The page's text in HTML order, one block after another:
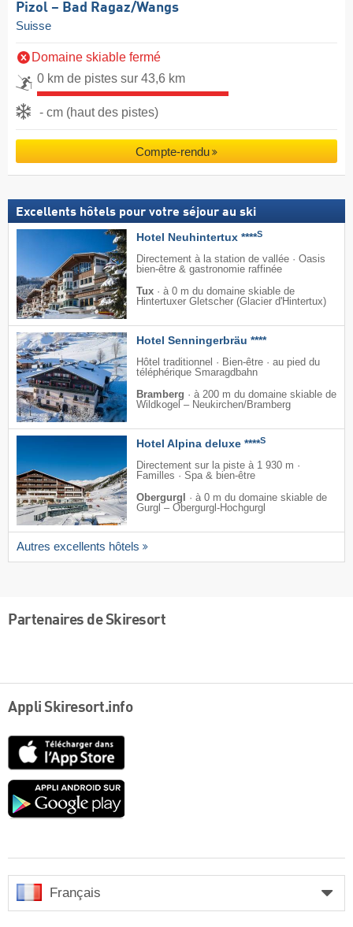
Pizol – Bad Ragaz/​Wangs
Suisse
Domaine skiable fermé
0 km de pistes sur 43,6 km
- cm (haut des pistes)
Compte-rendu
Excellents hôtels pour votre séjour au ski
Hotel Neuhintertux ****S
Directement à la station de vallée · Oasis
bien-être & gastronomie raffinée
Tux · à 0 m du domaine skiable de
Hintertuxer Gletscher (Glacier d'Hintertux)
Hotel Senningerbräu ****
Hôtel traditionnel · Bien-être · au pied du
téléphérique Smaragdbahn
Bramberg · à 200 m du domaine skiable de
Wildkogel – Neukirchen/​Bramberg
Hotel Alpina deluxe ****S
Directement sur la piste à 1 930 m ·
Familles · Spa & bien-être
Obergurgl
· à 0 m du domaine skiable de
Gurgl – Obergurgl-Hochgurgl
Autres excellents hôtels
Partenaires de Skiresort
Appli Skiresort.info
Google
Français